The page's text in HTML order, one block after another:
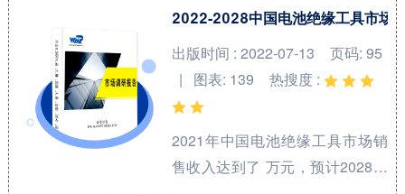
大约 %的市场份额。 从产品产品
重要地位，预计2028年份额将达
到 %。同时就应用来看，冶金业
在2021年份额大约...
2022-2028中国电池绝缘工具市场
出版时间 : 2022-07-13
页码: 95
| 图表: 139
热搜度 :
2021年中国电池绝缘工具市场销
售收入达到了 万元，预计2028年